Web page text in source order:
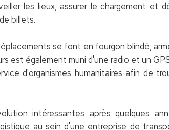
les lieux, assurer le chargement et
billets.
se font en fourgon blindé,
est également muni d'une radio et un
d'organismes humanitaires afin de
intéressantes après quelques
au sein d'une entreprise de